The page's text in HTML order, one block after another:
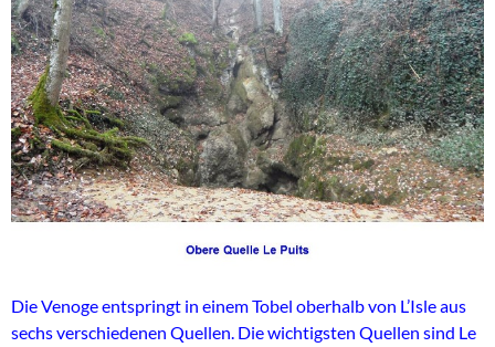
Die Venoge entspringt in einem Tobel oberhalb von L’Isle aus
sechs verschiedenen Quellen. Die wichtigsten Quellen sind Le